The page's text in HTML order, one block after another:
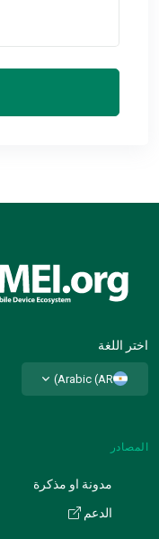
اختر اللغة
Arabic (AR)
المصادر
مدونة او مذكرة
الدعم